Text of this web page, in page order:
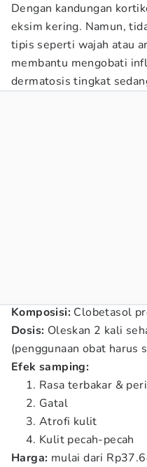
Dengan kandungan
eksim kering. Namun,
tipis seperti wajah atau
membantu mengobati
dermatosis tingkat
Komposisi: Clobetasol
Dosis: Oleskan 2 kali
(penggunaan obat harus
Efek samping:
Rasa terbakar &
Gatal
Atrofi kulit
Kulit pecah-pecah
Harga: mulai dari